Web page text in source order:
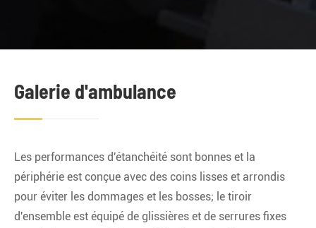
Galerie d'ambulance
Les performances d'étanchéité sont bonnes et la
périphérie est conçue avec des coins lisses et arrondis
pour éviter les dommages et les bosses; le tiroir
d'ensemble est équipé de glissières et de serrures fixes